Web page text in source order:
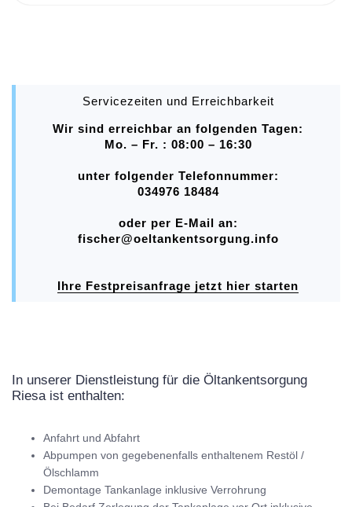
Servicezeiten und Erreichbarkeit
Wir sind erreichbar an folgenden Tagen:
Mo. – Fr. : 08:00 – 16:30
unter folgender Telefonnummer:
034976 18484
oder per E-Mail an:
fischer@oeltankentsorgung.info
Ihre Festpreisanfrage jetzt hier starten
In unserer Dienstleistung für die Öltankentsorgung
Riesa ist enthalten:
Anfahrt und Abfahrt
Abpumpen von gegebenenfalls enthaltenem Restöl /
Ölschlamm
Demontage Tankanlage inklusive Verrohrung